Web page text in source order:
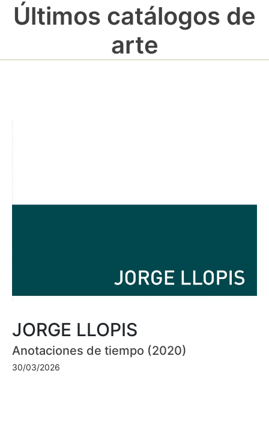
Últimos catálogos de
arte
JORGE LLOPIS
Anotaciones de tiempo (2020)
30/03/2026